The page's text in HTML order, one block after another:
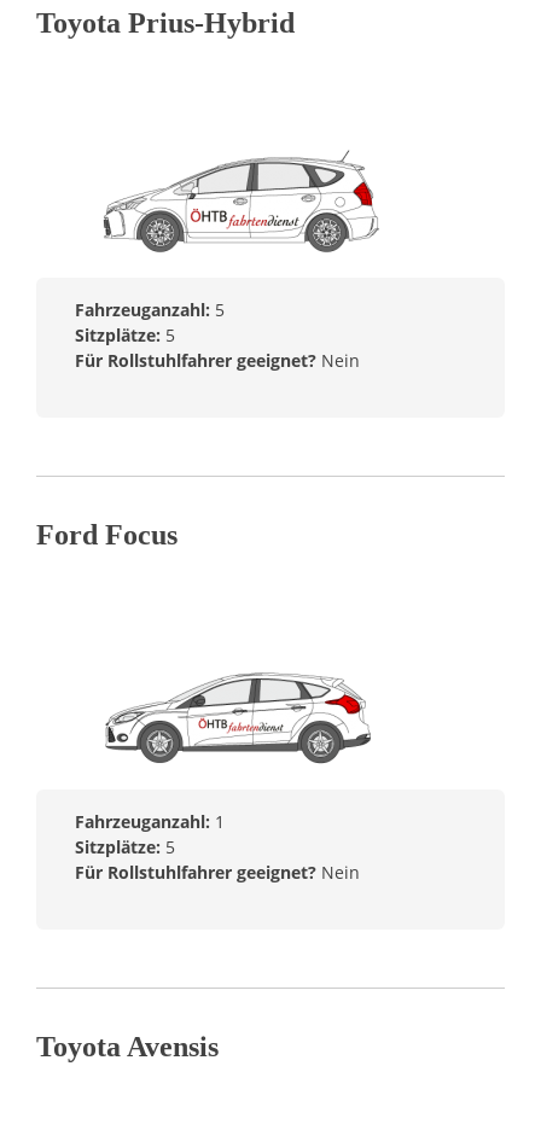
Toyota Prius-Hybrid
Fahrzeuganzahl: 5
Sitzplätze: 5
Für Rollstuhlfahrer geeignet? Nein
Ford Focus
Fahrzeuganzahl: 1
Sitzplätze: 5
Für Rollstuhlfahrer geeignet? Nein
Toyota Avensis